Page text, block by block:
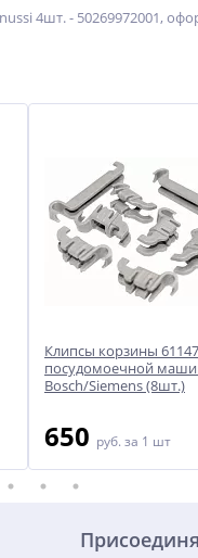
4шт. - 50269972001,
Клипсы корзины
посудомоечной
Bosch/Siemens (8шт.)
650 руб. за 1 шт